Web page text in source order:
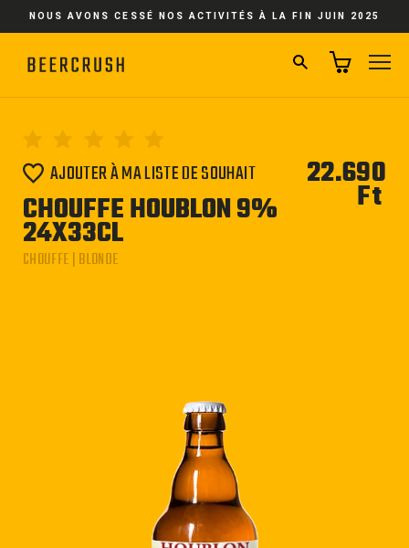
PasserNOUS AVONS CESSÉ NOS ACTIVITÉS À LA FIN JUIN 2025
RECHERCHER
AJOUTER À MA LISTE DE SOUHAIT
CHOUFFE HOUBLON 9%
24X33CL
CHOUFFE | BLONDE
22.690
Ft